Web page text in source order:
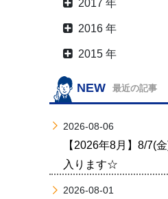
2017 年
2016 年
2015 年
NEW 最近の記事
2026-08-06
【2026年8月】8/7(
入ります☆
2026-08-01